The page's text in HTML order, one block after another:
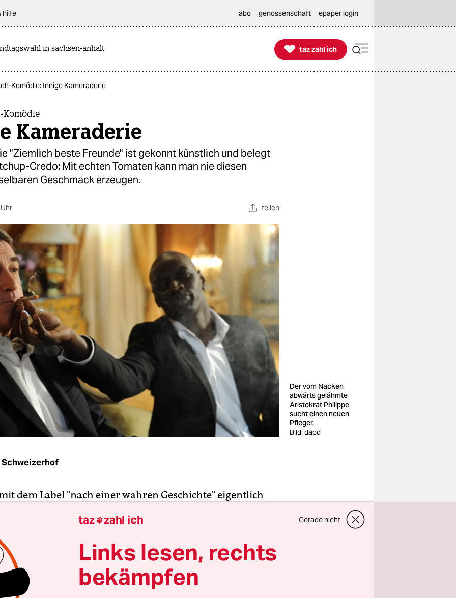
hilfe abo genossenschaft epaper login
in sachsen-anhalt 
taz zahl ich
taz zahl ich
Komödie: Innige Kameraderie
Komödie
Kameraderie
"Ziemlich beste Freunde" ist gekonnt künstlich und belegt
Credo: Mit echten Tomaten kann man nie diesen
Geschmack erzeugen.
teilen
Der vom Nacken
abwärts gelähmte
Aristokrat Philippe
sucht einen neuen
Pfleger.
Bild: dapd
dem Label "nach einer wahren Geschichte" eigentlich
Ereignissen" beruht? Anders gefragt: Klingt es etwa
dass ein reicher, nach einem Drachenflugunfall
abwärts gelähmter Franzose sich mit seinem Pfleger
der anderer Hautfarbe und anderer sozialer Herkunft ist?
Jahrhundert soll so etwas ja schon mal vorgekommen sein.
taz zahl ich Gerade nicht
Links lesen, rechts
bekämpfen